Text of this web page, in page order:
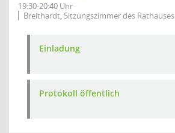
19:30-20:40 Uhr
Breithardt, Sitzungszimmer des Rathauses
Einladung
Protokoll öffentlich